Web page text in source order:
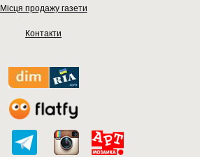
Місця продажу газети
Контакти